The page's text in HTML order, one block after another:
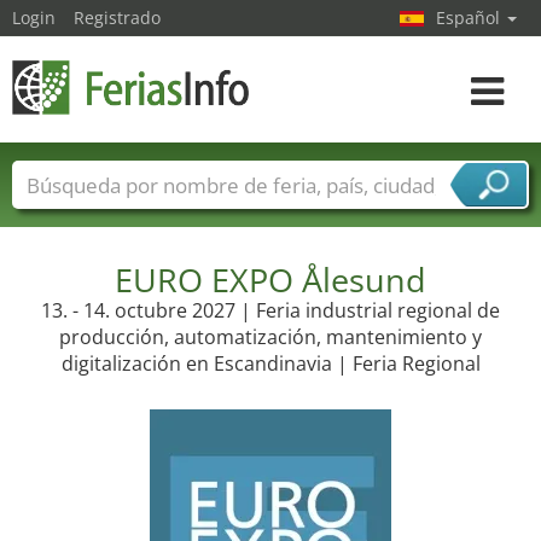
EURO EXPO Ålesund
13. - 14. octubre 2027 | Feria industrial regional de
producción, automatización, mantenimiento y
digitalización en Escandinavia | Feria Regional
Login Registrado Español
toggle
Nombres de ferias Países
Ciudades
Sectores de proveedor de servicios